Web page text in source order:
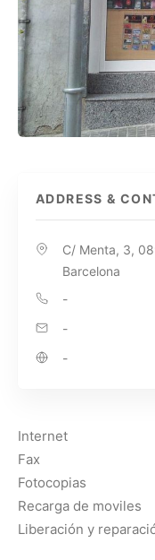
ADDRESS &
C/ Menta, 3,
Barcelona
-
-
-
Internet
Fax
Fotocopias
Recarga de moviles
Liberación y